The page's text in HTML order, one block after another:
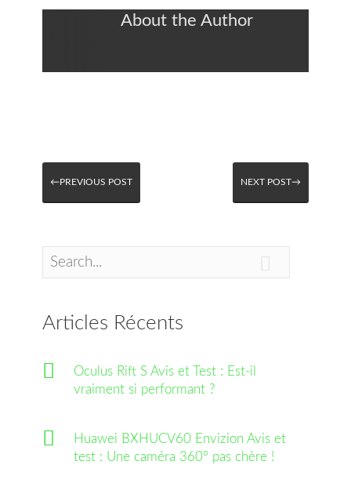
About the Author
←PREVIOUS POST NEXT POST→
Articles Récents
Oculus Rift S Avis et Test : Est-il
vraiment si performant ?
Huawei BXHUCV60 Envizion Avis et
test : Une caméra 360° pas chère !